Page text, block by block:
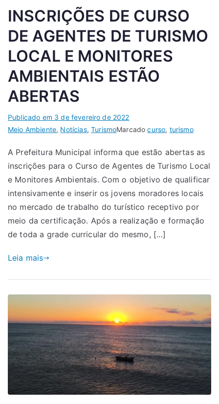
INSCRIÇÕES DE CURSO
DE AGENTES DE TURISMO
LOCAL E MONITORES
AMBIENTAIS ESTÃO
ABERTAS
Publicado em 3 de fevereiro de 2022
Meio Ambiente, Notícias,TurismoMarcadocurso, turismo
A Prefeitura Municipal informa que estão abertas as
inscrições para o Curso de Agentes de Turismo Local
e Monitores Ambientais. Com o objetivo de qualificar
intensivamente e inserir os jovens moradores locais
no mercado de trabalho do turístico receptivo por
meio da certificação. Após a realização e formação
de toda a grade curricular do mesmo, […]
Leia mais